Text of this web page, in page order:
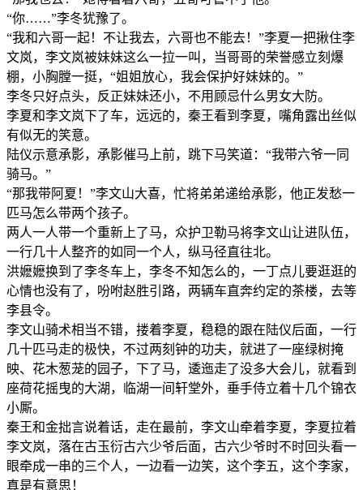
“你……”李冬犹豫了。
“我和六哥一起！不让我去，六哥也不能去！”李夏一把揪住李
文岚，李文岚被妹妹这么一拉一叫，当哥哥的荣誉感立刻爆
棚，小胸膛一挺，“姐姐放心，我会保护好妹妹的。”
李冬只好点头，反正妹妹还小，不用顾忌什么男女大防。
李夏和李文岚下了车，远远的，秦王看到李夏，嘴角露出丝似
有似无的笑意。
陆仪示意承影，承影催马上前，跳下马笑道：“我带六爷一同
骑马。”
“那我带阿夏！”李文山大喜，忙将弟弟递给承影，他正发愁一
匹马怎么带两个孩子。
两人一人带一个重新上了马，众护卫勒马将李文山让进队伍，
一行几十人整齐的如同一个人，纵马径直往北。
洪嬷嬷换到了李冬车上，李冬不知怎么的，一丁点儿要逛逛的
心情也没有了，吩咐赵胜引路，两辆车直奔约定的茶楼，去等
李县令。
李文山骑术相当不错，搂着李夏，稳稳的跟在陆仪后面，一行
几十匹马走的极快，不过两刻钟的功夫，就进了一座绿树掩
映、花木葱茏的园子，下了马，逶迤走了没多大会儿，就看到
座荷花摇曳的大湖，临湖一间轩堂外，垂手侍立着十几个锦衣
小厮。
秦王和金拙言说着话，走在最前，李文山牵着李夏，李夏拉着
李文岚，落在古玉衍古六少爷后面，古六少爷时不时回头看一
眼牵成一串的三个人，一边看一边笑，这个李五，这个李家，
真是有意思！